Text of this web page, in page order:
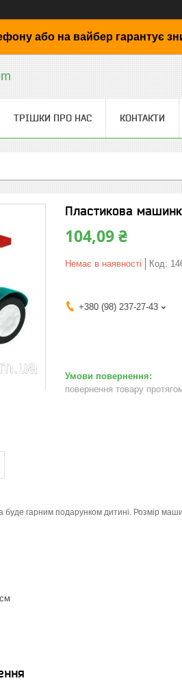
або на вайбер гарантує
ТРІШКИ ПРО НАС КОНТАКТИ
Пластикова
104,09 ₴
Немає в наявності Код:
+380 (98) 237-27-43
повернення товару
буде гарним подарунком дитині. Розмір